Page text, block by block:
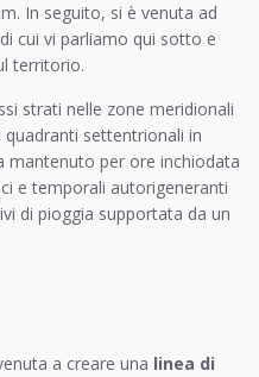
In seguito, si è venuta ad
di cui vi parliamo qui sotto e
territorio.
strati nelle zone meridionali
settentrionali in
mantenuto per ore inchiodata
e temporali autorigeneranti
di pioggia supportata da un
a creare una linea di